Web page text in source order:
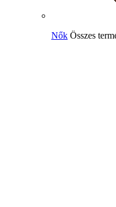
Nők Összes